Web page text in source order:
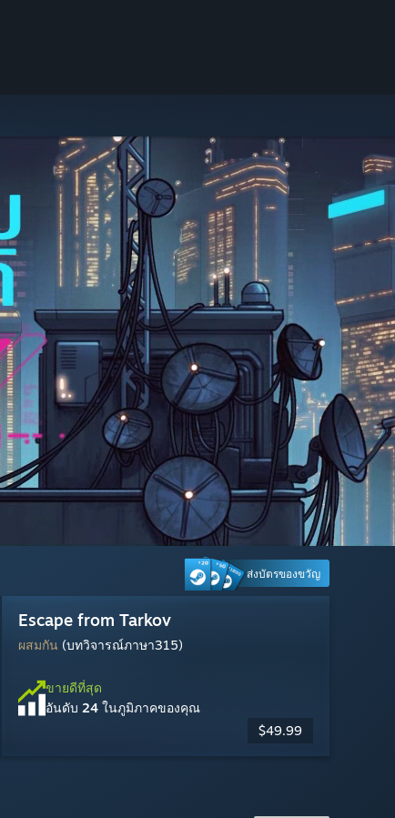
ส่งบัตรของขวัญ
Warframe
แง่บวกเป็นอย่างมาก(บทวิจารณ์ภาษา4,194)
ขายดีที่สุด
อันดับ 13ในภูมิภาคของคุณ
เล่นฟรี
Marvel Rivals
ผสมกัน (บทวิจารณ์ภาษา1,414)
ขายดีที่สุด
อันดับ 12ในภูมิภาคของคุณ
เล่นฟรี
Palworld
แง่บวกเป็นอย่างยิ่ง(บทวิจารณ์ภาษา1,875)
ขายดีที่สุด
อันดับ 11ในภูมิภาคของคุณ
$29.99
Cyberpunk 2077
แง่บวกเป็นอย่างมาก(บทวิจารณ์ภาษา2,500)
ขายดีที่สุด
อันดับ 14ในภูมิภาคของคุณ
$59.99$17.99
Escape from Tarkov
ผสมกัน (บทวิจารณ์ภาษา315)
ขายดีที่สุด
อันดับ 24 ในภูมิภาคของคุณ
$49.99
Tom Clancy's Rainbow Six Siege
แง่บวกเป็นอย่างมาก(บทวิจารณ์ภาษา10,281)
ขายดีที่สุด
อันดับ 20 ในภูมิภาคของคุณ
เล่นฟรี
Marvel's Spider-Man 2
แง่บวกเป็นอย่างมาก(บทวิจารณ์ภาษา223)
ขายดีที่สุด
อันดับ 17ในภูมิภาคของคุณ
$59.99
Dead by Daylight
แง่บวกเป็นอย่างมาก(บทวิจารณ์ภาษา12,900)
ขายดีที่สุด
อันดับ 21ในภูมิภาคของคุณ
$19.99
Counter-Strike 2
แง่บวกเป็นอย่างมาก(บทวิจารณ์ภาษา25,266)
ขายดีที่สุด
อันดับ 4ในภูมิภาคของคุณ
เล่นฟรี
MARVEL Tōkon: Fighting Souls
ผสมกัน (บทวิจารณ์ภาษา973)
ขายดีที่สุด
อันดับ 1ในภูมิภาคของคุณ
$59.99
Steam Machine
อันดับ 7